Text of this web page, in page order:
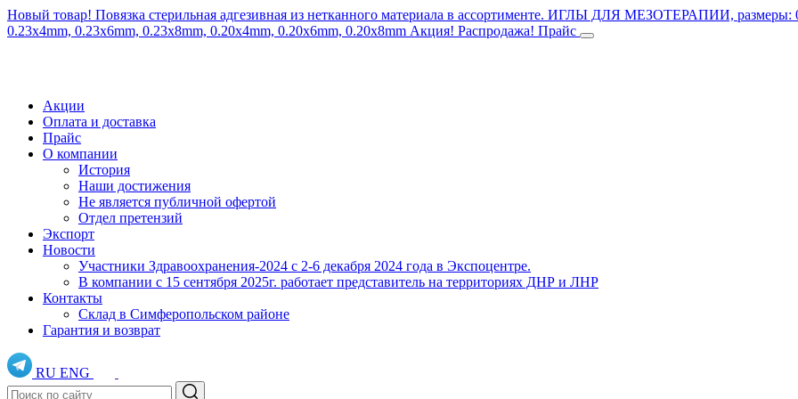
Новый товар! Повязка стерильная адгезивная из нетканного материала в ассортименте. ИГЛЫ ДЛЯ МЕЗОТЕРАПИИ, размеры:
0.23x4mm, 0.23x6mm, 0.23x8mm, 0.20x4mm, 0.20x6mm, 0.20x8mm Акция! Распродажа! Прайс
Акции
Оплата и доставка
Прайс
О компании
История
Наши достижения
Не является публичной офертой
Отдел претензий
Экспорт
Новости
Участники Здравоохранения-2024 с 2-6 декабря 2024 года в Экспоцентре.
В компании с 15 сентября 2025г. работает представитель на территориях ДНР и ЛНР
Контакты
Склад в Симферопольском районе
Гарантия и возврат
RU ENG